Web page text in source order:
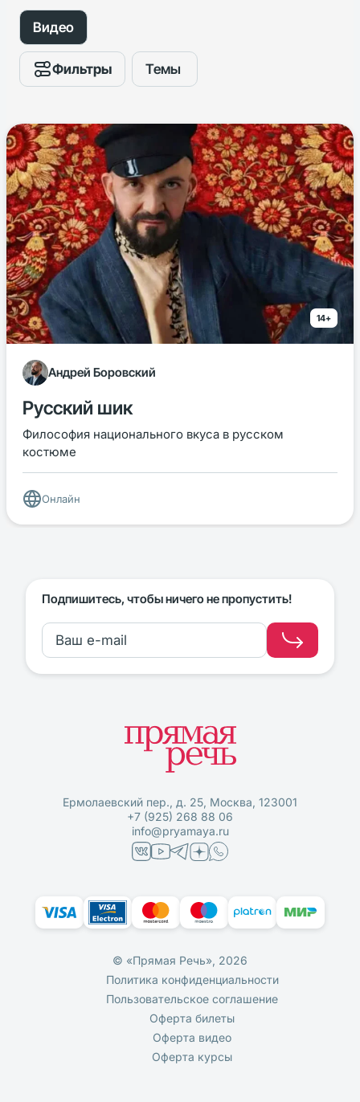
Видео
Фильтры Темы
14+
Андрей Боровский
Русский шик
Философия национального вкуса в русском
костюме
Онлайн
Подпишитесь, чтобы ничего не пропустить!
Ермолаевский пер., д. 25, Москва, 123001
+7 (925) 268 88 06
info@pryamaya.ru
© «Прямая Речь», 2026
Политика конфиденциальности
Пользовательское соглашение
Оферта билеты
Оферта видео
Оферта курсы